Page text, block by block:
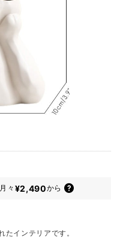
月々 ¥2,490から
インテリアです。